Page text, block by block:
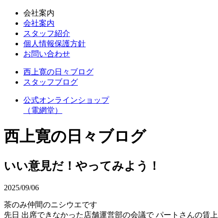
会社案内
会社案内
スタッフ紹介
個人情報保護方針
お問い合わせ
西上寛の日々ブログ
スタッフブログ
公式オンラインショップ
（電網堂）
西上寛の日々ブログ
いい意見だ！やってみよう！
2025/09/06
茶のみ仲間のニシウエです
先日 出席できなかった店舗運営部の会議で パートさんの賃